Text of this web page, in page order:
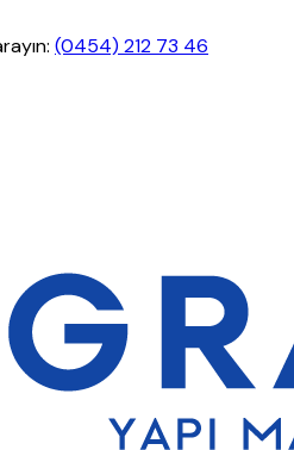
(0454) 212 73 46